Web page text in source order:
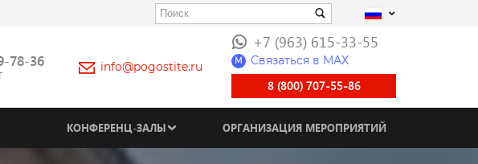
78-36 info@pogostite.ru
+7 (963) 615-33-55
M Связаться в МАХ
8 (800) 707-55-86
КОНФЕРЕНЦ-ЗАЛЫ ОРГАНИЗАЦИЯ МЕРОПРИЯТИЙ